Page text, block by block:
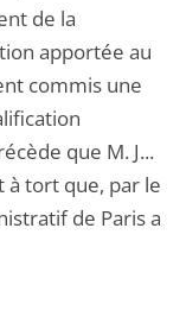
de la
apportée au
commis une
que M. J...
à tort que, par le
de Paris a